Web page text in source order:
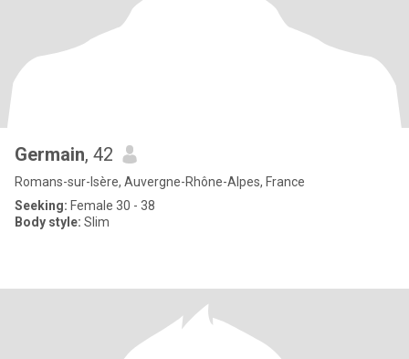
Germain, 42
Romans-sur-Isère, Auvergne-Rhône-Alpes, France
Seeking: Female 30 - 38
Body style: Slim